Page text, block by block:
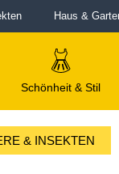
Haus &
Schönheit & Stil
& INSEKTEN